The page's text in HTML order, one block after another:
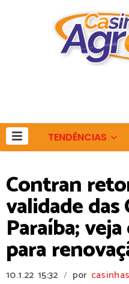
TENDÊNCIAS
Contran
validade das
Paraíba;
para
10.1.22 15:32 / por